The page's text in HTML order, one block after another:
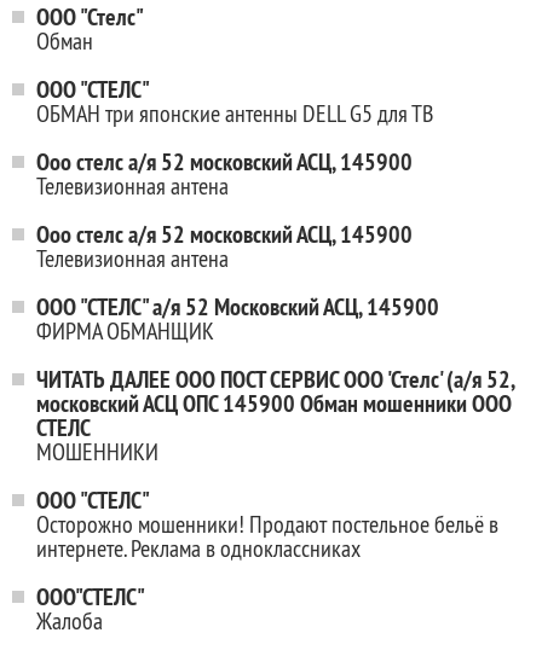
ООО "Стелс"
Обман
ООО "СТЕЛС"
ОБМАН три японские антенны DELL G5 для ТВ
Ооо стелс а/я 52 московский АСЦ, 145900
Телевизионная антена
Ооо стелс а/я 52 московский АСЦ, 145900
Телевизионная антена
ООО "СТЕЛС" а/я 52 Московский АСЦ, 145900
ФИРМА ОБМАНЩИК
ЧИТАТЬ ДАЛЕЕ ООО ПОСТ СЕРВИС ООО 'Стелс' (а/я 52,
московский АСЦ ОПС 145900 Обман мошенники ООО
СТЕЛС
МОШЕННИКИ
ООО "СТЕЛС"
Осторожно мошенники! Продают постельное бельё в
интернете. Реклама в одноклассниках
ООО"СТЕЛС"
Жалоба